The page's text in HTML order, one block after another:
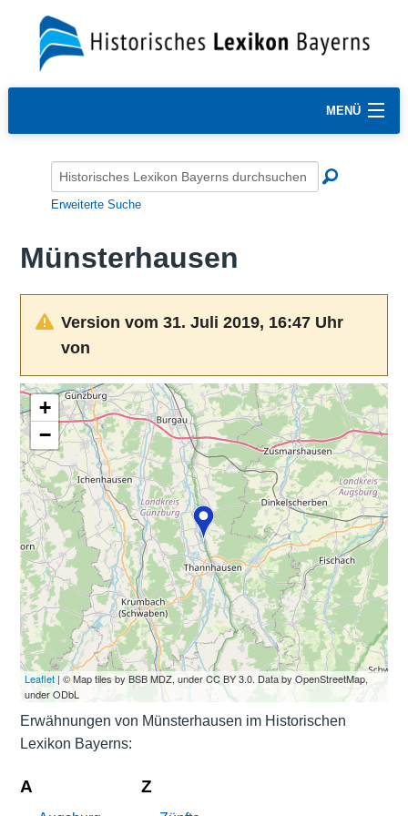
MENÜ
Erweiterte Suche
Münsterhausen
Version vom 31. Juli 2019, 16:47 Uhr
von
+
−
Leaflet| © Map tiles by BSB MDZ, under CC BY 3.0. Data by OpenStreetMap,
under ODbL
Erwähnungen von Münsterhausen im Historischen
Lexikon Bayerns:
A Z